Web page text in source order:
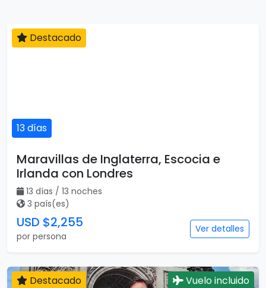
13 días
Destacado
Maravillas de Inglaterra, Escocia e
Irlanda con Londres
13 días / 13 noches
3 país(es)
USD $2,255
por persona
Ver detalles
Destacado Vuelo incluido